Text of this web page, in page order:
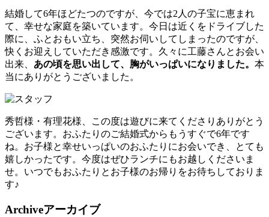
結婚して6年ほどたつのですが、今では2人の子宝に恵まれ
て、幸せな家庭を築いています。今日は近くをドライブした
際に、ふとおもい立ち、突然お伺いしてしまったのですが、
快くお迎えしていただき感激です。久々に工藤さんとお会い
出来、 あの頃を思い出して、胸がいっぱいになりました。 本
当にありがとうございました。
秀哲様・有理花様、この度は遊びに来てくださりありがとう
ございます。おふたりのご結婚式からもうすぐで6年です
ね。お子様と幸せいっぱいのおふたりにお会いでき、とても
嬉しかったです。今度はぜひランチにもお越しくださいま
せ。いつでもおふたりとお子様のお帰りをお待ちしておりま
す♪
Archiveアーカイブ